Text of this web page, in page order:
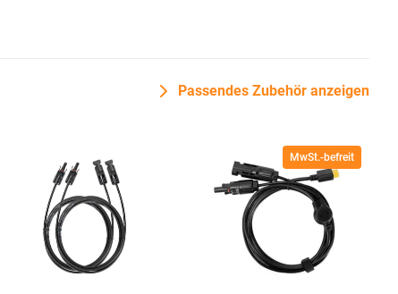
Passendes Zubehör anzeigen
MwSt.-befreit